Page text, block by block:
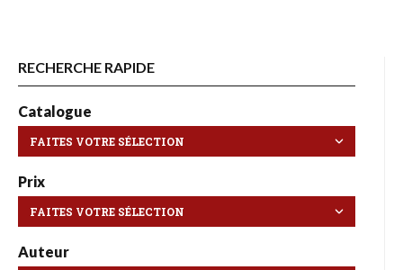
RECHERCHE RAPIDE
Catalogue
Prix
Auteur